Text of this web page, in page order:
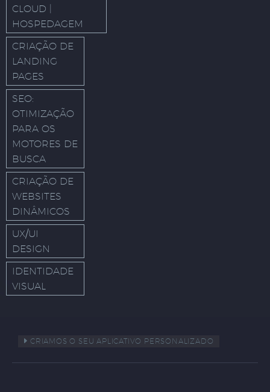
CLOUD |
HOSPEDAGEM
CRIAÇÃO DE
LANDING
PAGES
SEO:
OTIMIZAÇÃO
PARA OS
MOTORES DE
BUSCA
CRIAÇÃO DE
WEBSITES
DINÂMICOS
UX/UI
DESIGN
IDENTIDADE
VISUAL
CRIAMOS O SEU APLICATIVO PERSONALIZADO